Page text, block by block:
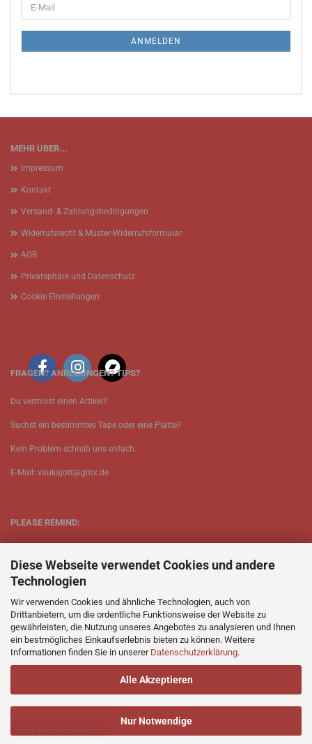
Diese Webseite verwendet Cookies und andere
Technologien
Wir verwenden Cookies und ähnliche Technologien, auch von
Drittanbietern, um die ordentliche Funktionsweise der Website zu
gewährleisten, die Nutzung unseres Angebotes zu analysieren und Ihnen
ein bestmögliches Einkaufserlebnis bieten zu können. Weitere
Informationen finden Sie in unserer Datenschutzerklärung.
Alle Akzeptieren
Nur Notwendige
ZUR
E-
Mail
ANMELDEN
MEHR ÜBER...
Impressum
Kontakt
Versand- & Zahlungsbedingungen
Widerrufsrecht & Muster-Widerrufsformular
AGB
Privatsphäre und Datenschutz
Cookie Einstellungen
FRAGEN? ANREGUNGEN? TIPS?
Du vermisst einen Artikel?
Suchst ein bestimmtes Tape oder eine Platte?
Kein Problem schreib uns enfach.
E-Mail: vaukajott@gmx.de
PLEASE REMIND:
Be patient when ordering.
Your records will be send asap.
No Discogs.
No Spotify.
No Bullshit.